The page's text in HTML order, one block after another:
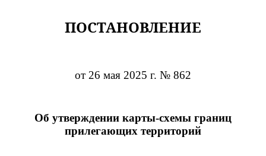
ПОСТАНОВЛЕНИЕ
от 26 мая 2025 г. № 862
Об утверждении карты-схемы границ
прилегающих территорий